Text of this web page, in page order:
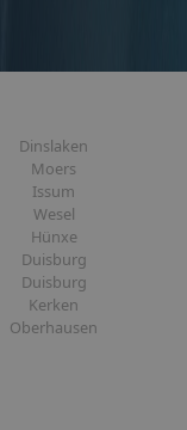
Dinslaken
Moers
Issum
Wesel
Hünxe
Duisburg
Duisburg
Kerken
Oberhausen